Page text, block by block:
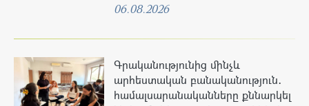
06.08.2026
Գրականությունից մինչև
արհեստական բանականություն․
համալսարանականները քննարկել